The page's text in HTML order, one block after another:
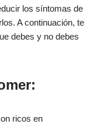
los síntomas de
A continuación, te
debes y no debes
ricos en